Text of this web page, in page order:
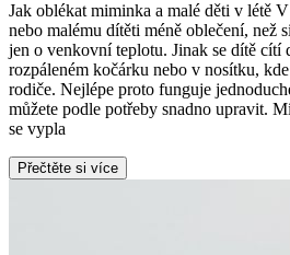
Jak oblékat miminka a malé děti v létě
nebo malému dítěti méně oblečení, než
jen o venkovní teplotu. Jinak se dítě cítí
rozpáleném kočárku nebo v nosítku,
rodiče. Nejlépe proto funguje
můžete podle potřeby snadno upravit.
se vypla
Přečtěte si více